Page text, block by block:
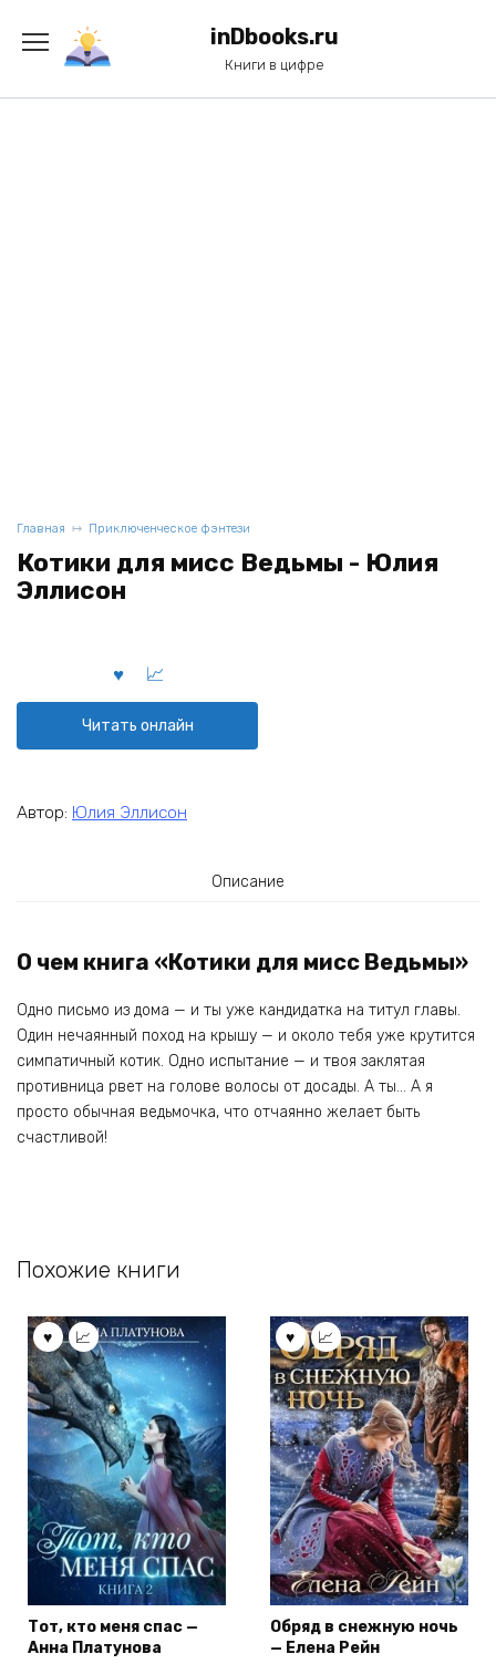
содержанию
inDbooks.ru
Книги в цифре
Главная Приключенческое фэнтези
Котики для мисс Ведьмы - Юлия
Эллисон
Читать онлайн
Автор: Юлия Эллисон
Описание
О чем книга «Котики для мисс Ведьмы»
Одно письмо из дома — и ты уже кандидатка на титул главы.
Один нечаянный поход на крышу — и около тебя уже крутится
симпатичный котик. Одно испытание — и твоя заклятая
противница рвет на голове волосы от досады. А ты… А я
просто обычная ведьмочка, что отчаянно желает быть
счастливой!
Похожие книги
Тот, кто меня спас —
Анна Платунова
Обряд в снежную ночь
— Елена Рейн